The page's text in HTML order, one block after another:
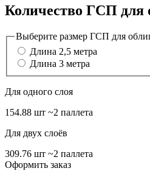
Количество ГСП для
Выберите размер ГСП для
Длина 2,5 метра
Длина 3 метра
Для одного слоя
154.88 шт ~2 паллета
Для двух слоёв
309.76 шт ~2 паллета
Оформить заказ